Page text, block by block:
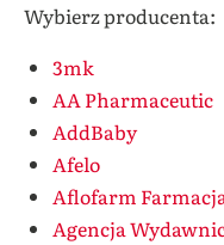
Wybierz producenta:
3mk
AA Pharmaceutic
AddBaby
Afelo
Aflofarm
Agencja